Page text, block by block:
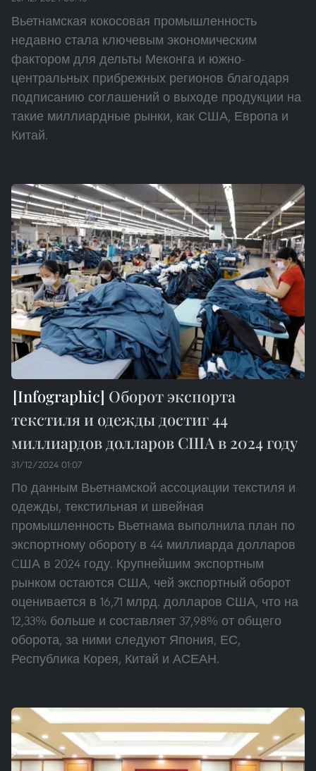
Вьетнамская кокосовая промышленность
недавно стала ключевым экономическим
фактором для дельты Меконга и южно-
центральных прибрежных регионов благодаря
подписанию соглашений о выходе продукции на
такие миллиардные рынки, как США, Европа и
Китай.
Оборот экспорта
текстиля и одежды достиг 44
миллиардов долларов США в 2024 году
31/12/2024 01:07
По данным Вьетнамской ассоциации текстиля и
одежды, текстильная и швейная
промышленность Вьетнама выполнила план по
экспортному обороту в 44 миллиарда долларов
CША в 2024 году. Крупнейшим экспортным
рынком остаются США, чей экспортный оборот
оценивается в 16,71 млрд. долларов США, что на
12,33% больше и составляет 37,98% от общего
оборота, за ними следуют Япония, ЕС,
Республика Корея, Китай и АСЕАН.